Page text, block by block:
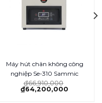
Máy hút chân không công
nghiệp Se-310 Sammic
₫66,910,000
₫64,200,000